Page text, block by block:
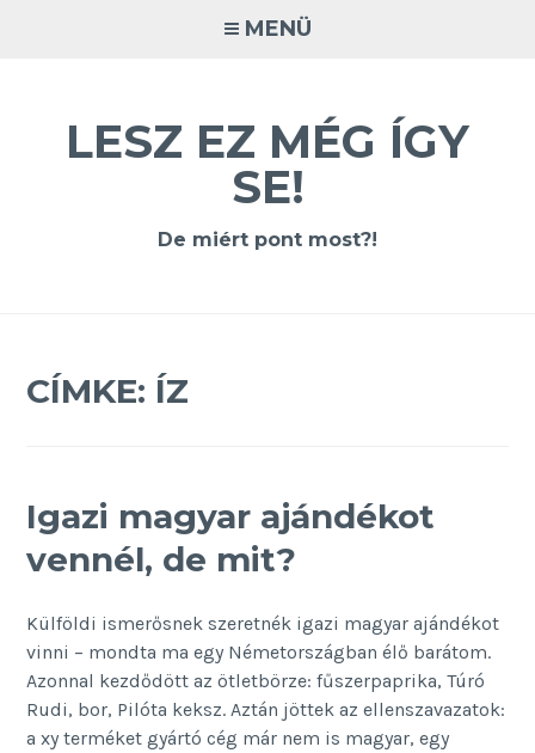
MENÜ
LESZ EZ MÉG ÍGY
SE!
De miért pont most?!
CÍMKE: ÍZ
Igazi magyar ajándékot
vennél, de mit?
Külföldi ismerősnek szeretnék igazi magyar ajándékot
vinni – mondta ma egy Németországban élő barátom.
Azonnal kezdődött az ötletbörze: fűszerpaprika, Túró
Rudi, bor, Pilóta keksz. Aztán jöttek az ellenszavazatok:
a xy terméket gyártó cég már nem is magyar, egy